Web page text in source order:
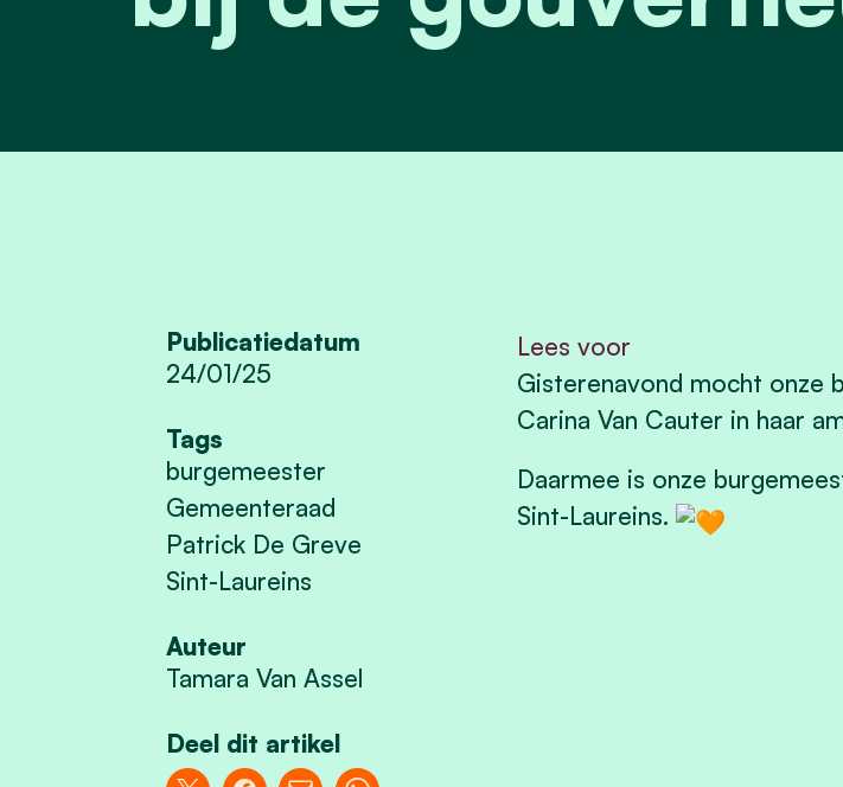
Publicatiedatum
24/01/25
Tags
burgemeester
Gemeenteraad
Patrick De Greve
Sint-Laureins
Auteur
Tamara Van Assel
Deel dit artikel
Lees voor
Gisterenavond mocht onze
Carina Van Cauter in haar
Daarmee is onze
Sint-Laureins.